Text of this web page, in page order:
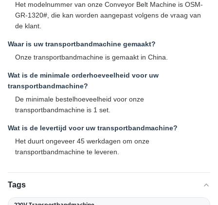
Het modelnummer van onze Conveyor Belt Machine is OSM-
GR-1320#, die kan worden aangepast volgens de vraag van
de klant.
Waar is uw transportbandmachine gemaakt?
Onze transportbandmachine is gemaakt in China.
Wat is de minimale orderhoeveelheid voor uw
transportbandmachine?
De minimale bestelhoeveelheid voor onze
transportbandmachine is 1 set.
Wat is de levertijd voor uw transportbandmachine?
Het duurt ongeveer 45 werkdagen om onze
transportbandmachine te leveren.
Tags